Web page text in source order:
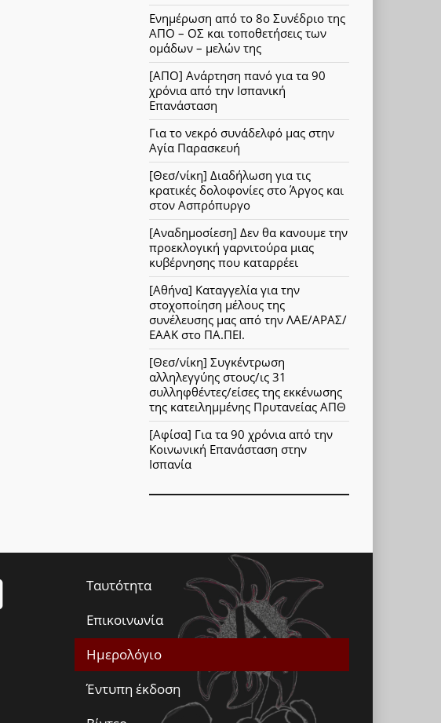
Ενημέρωση από το 8ο Συνέδριο της
ΑΠΟ – ΟΣ και τοποθετήσεις των
ομάδων – μελών της
[ΑΠΟ] Ανάρτηση πανό για τα 90
χρόνια από την Ισπανική
Επανάσταση
Για το νεκρό συνάδελφό μας στην
Αγία Παρασκευή
[Θεσ/νίκη] Διαδήλωση για τις
κρατικές δολοφονίες στο Άργος και
στον Ασπρόπυργο
[Αναδημοσίεση] Δεν θα κανουμε την
προεκλογική γαρνιτούρα μιας
κυβέρνησης που καταρρέει
[Αθήνα] Καταγγελία για την
στοχοποίηση μέλους της
συνέλευσης μας από την ΛΑΕ/ΑΡΑΣ/
ΕΑΑΚ στο ΠΑ.ΠΕΙ.
[Θεσ/νίκη] Συγκέντρωση
αλληλεγγύης στους/ις 31
συλληφθέντες/είσες της εκκένωσης
της κατειλημμένης Πρυτανείας ΑΠΘ
[Αφίσα] Για τα 90 χρόνια από την
Κοινωνική Επανάσταση στην
Ισπανία
Ταυτότητα
Επικοινωνία
Ημερολόγιο
Έντυπη έκδοση